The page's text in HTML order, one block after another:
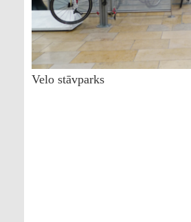
Velo stāvparks